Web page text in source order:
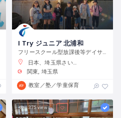
スクール
I Try ジュニア 北浦和
フリースクール型放課後等デイサービス
日本、埼玉県さいたま市浦和区元町２−３４−１０
関東
埼玉県
教室／塾／学童保育
375 views